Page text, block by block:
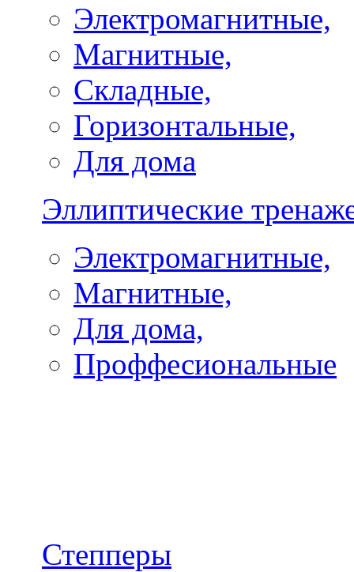
Электромагнитные,
Магнитные,
Складные,
Горизонтальные,
Для дома
Эллиптические
Электромагнитные,
Магнитные,
Для дома,
Проффесиональные
Степперы